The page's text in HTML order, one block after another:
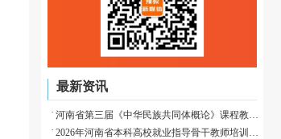
最新资讯
河南省第三届《中华民族共同体概论》课程教学展示活动成功举办
2026年河南省本科高校就业指导骨干教师培训班举办